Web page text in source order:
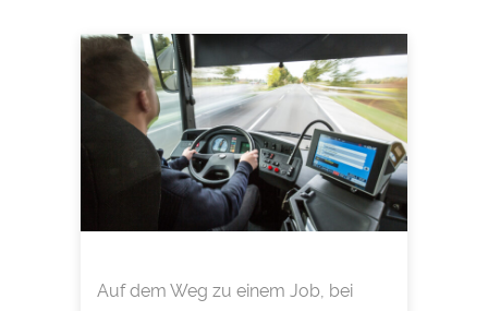
Auf dem Weg zu einem Job, bei